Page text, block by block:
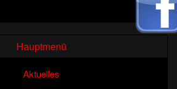
Hauptmenü
Aktuelles